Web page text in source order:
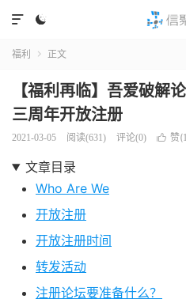


福利  正文
【福利再临】吾爱破解
三周年开放注册
2021-03-05 阅读(631) 评论(0)  赞(1
文章目录
Who Are We
开放注册
开放注册时间
转发活动
注册论坛要准备什么？